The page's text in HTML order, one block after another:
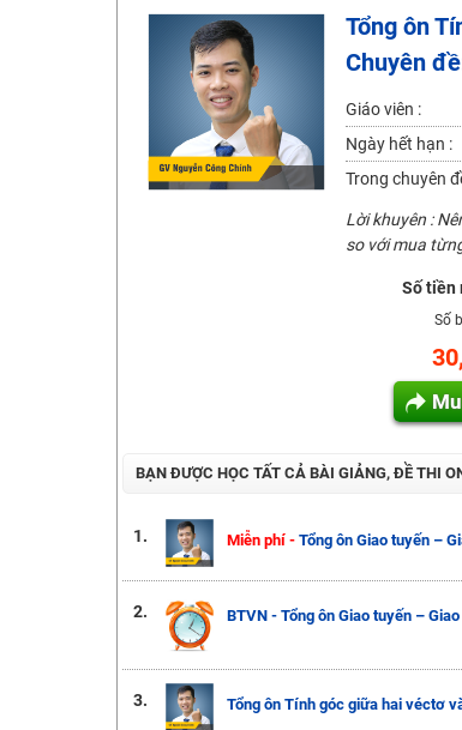
2K6! Lộ Trình Sun 2024 - Ba bước luyện thi
Hot! Lễ hội đồng giá 449K - 499K toàn bộ
Khuyến Mãi Khoá Học 1K Chỉ Từ 11-13/09/
Đồng giá khóa học 499K - 399K (13/11-15/
Khai giảng các khóa lớp 9 Toán - Lý - Hóa -
Luyện thi vào lớp 10 môn Toán, Văn, Hóa,
Tổng ôn
Chuyên
Giáo viên :
Ngày hết hạn :
Trong chuyên
Lời khuyên :
so với mua
Số tiền
Số
BẠN ĐƯỢC HỌC TẤT CẢ BÀI GIẢNG, ĐỀ THI
1. Miễn phí - Tổng ôn Giao tuyến –
2. BTVN - Tổng ôn Giao tuyến –
3. Tổng ôn Tính góc giữa hai véctơ